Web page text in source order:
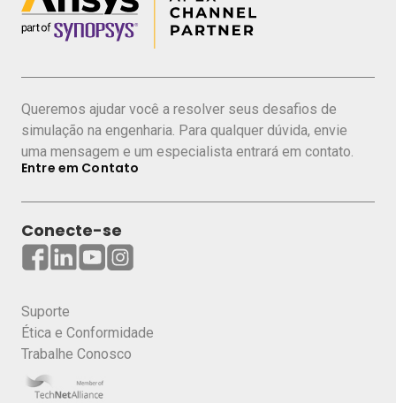
COMPARTILHE ESTE CASE
Queremos ajudar você a resolver seus desafios de
simulação na engenharia. Para qualquer dúvida, envie
uma mensagem e um especialista entrará em contato.
Entre em Contato
Conecte-se
Suporte
Ética e Conformidade
Trabalhe Conosco